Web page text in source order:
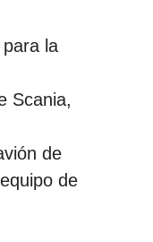
la
Scania,
de
de